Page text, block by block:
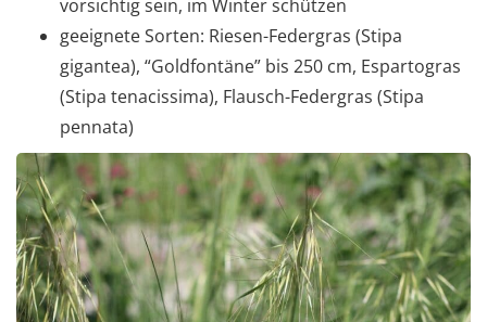
vorsichtig sein, im Winter schützen
geeignete Sorten: Riesen-Federgras (Stipa
gigantea), “Goldfontäne” bis 250 cm, Espartogras
(Stipa tenacissima), Flausch-Federgras (Stipa
pennata)